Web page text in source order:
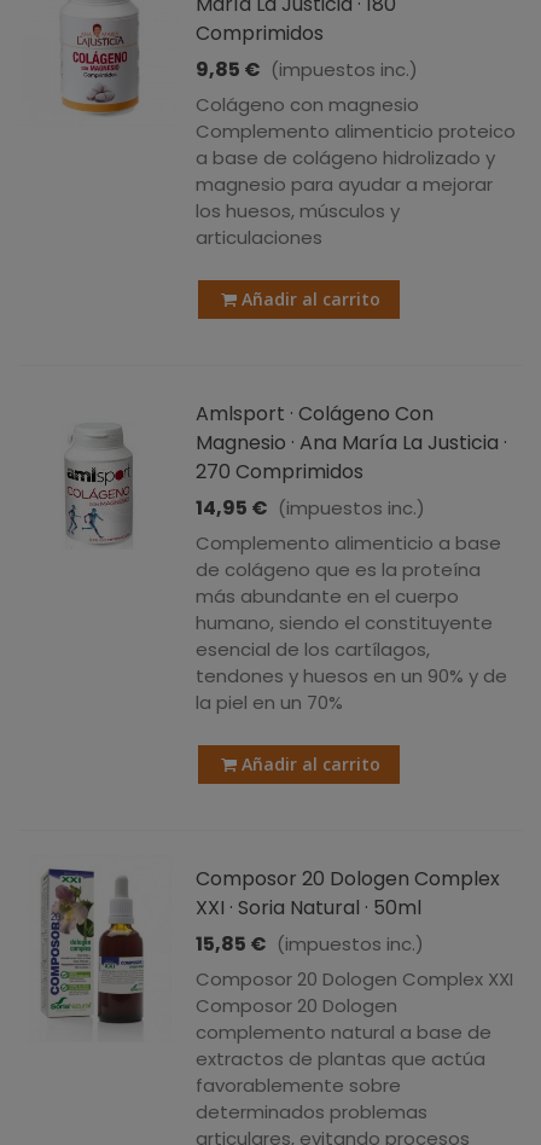
Comprimidos
9,85 € (impuestos inc.)
Colágeno con magnesio
Complemento alimenticio proteico
a base de colágeno hidrolizado y
magnesio para ayudar a mejorar
los huesos, músculos y
articulaciones
Añadir al carrito
Amlsport · Colágeno Con
Magnesio · Ana María La Justicia ·
270 Comprimidos
14,95 € (impuestos inc.)
Complemento alimenticio a base
de colágeno que es la proteína
más abundante en el cuerpo
humano, siendo el constituyente
esencial de los cartílagos,
tendones y huesos en un 90% y de
la piel en un 70%
Añadir al carrito
Composor 20 Dologen Complex
XXI · Soria Natural · 50ml
15,85 € (impuestos inc.)
Composor 20 Dologen Complex XXI
Composor 20 Dologen
complemento natural a base de
extractos de plantas que actúa
favorablemente sobre
determinados problemas
articulares, evitando procesos